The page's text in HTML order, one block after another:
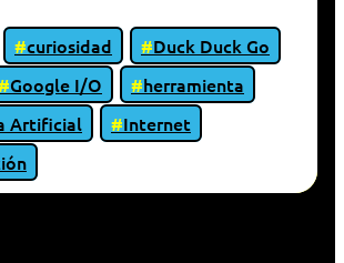
curiosidad
Duck Duck Go
Google I/O
herramienta
Artificial
Internet